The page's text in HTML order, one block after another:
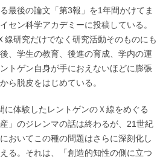
最後の論文「第3報」を1年間かけてま
セン科学アカデミーに投稿している。
線研究だけでなく研究活動そのものにも
、学生の教育、後進の育成、学内の運
トゲン自身が手におえないほどに膨張
ら脱皮をはじめている。
に体験したレントゲンのＸ線をめぐる
」のジレンマの話は終わるが、21世紀
おいてこの種の問題はさらに深刻化し
る。それは、「創造的知性の側に立つ